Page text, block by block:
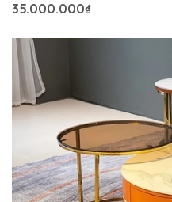
35.000.000₫